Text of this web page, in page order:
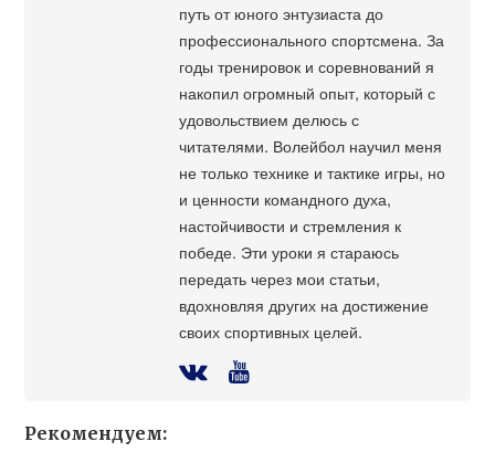
путь от юного энтузиаста до
профессионального спортсмена. За
годы тренировок и соревнований я
накопил огромный опыт, который с
удовольствием делюсь с
читателями. Волейбол научил меня
не только технике и тактике игры, но
и ценности командного духа,
настойчивости и стремления к
победе. Эти уроки я стараюсь
передать через мои статьи,
вдохновляя других на достижение
своих спортивных целей.
Рекомендуем: